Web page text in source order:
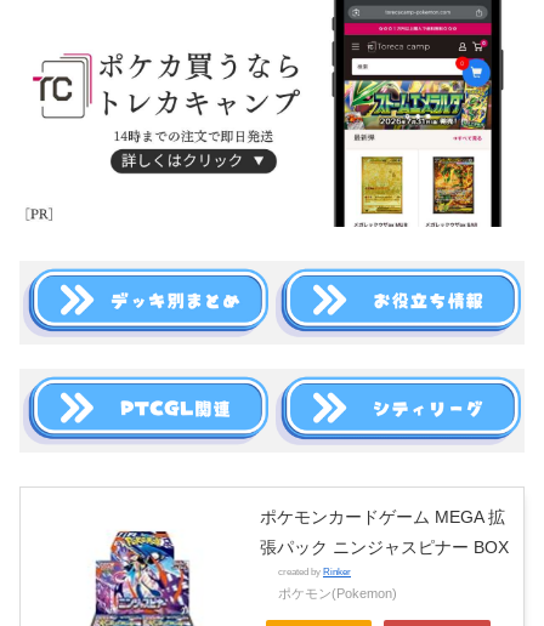
ポケモンカードゲーム MEGA 拡
張パック ニンジャスピナー BOX
created by Rinker
ポケモン(Pokemon)